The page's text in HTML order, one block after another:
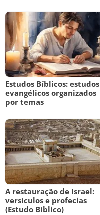
Estudos Bíblicos: estudos
evangélicos organizados
por temas
A restauração de Israel:
versículos e profecias
(Estudo Bíblico)